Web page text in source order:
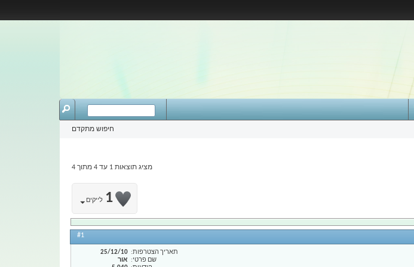
חיפוש מתקדם
מציג תוצאות 1 עד 4 מתוך 4
1 לייקים
#1
תאריך הצטרפות
25/12/10
שם פרטי
אור